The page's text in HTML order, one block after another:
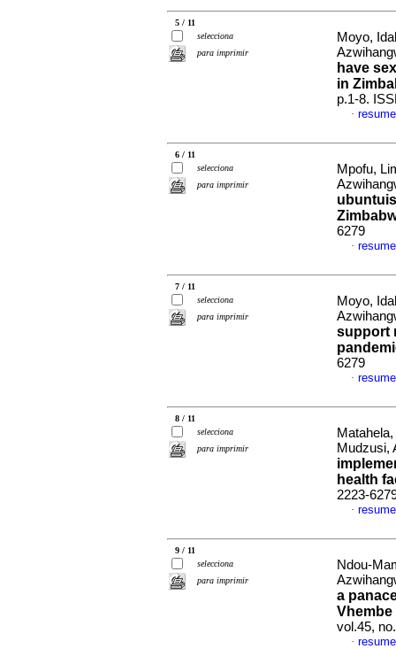
5 / 11
selecciona
para imprimir
Moyo,
have
in
p.1-8.
·
6 / 11
selecciona
para imprimir
Mpofu,
6279
·
7 / 11
selecciona
para imprimir
Moyo,
support
6279
·
8 / 11
selecciona
para imprimir
Mudzusi,
health
2223-
·
9 / 11
selecciona
para imprimir
Ndou-
a
vol.45,
·